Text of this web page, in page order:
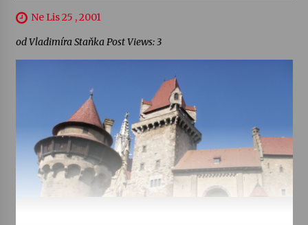
Ne Lis 25 , 2001
od Vladimíra Staňka Post Views: 3